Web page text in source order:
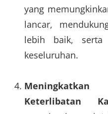
yang
lancar,
lebih baik, serta
keseluruhan.
Keterlibatan